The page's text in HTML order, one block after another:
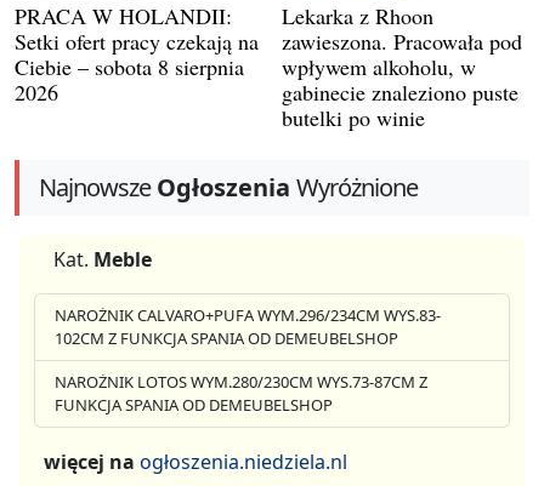
PRACA W HOLANDII:
Setki ofert pracy czekają na
Ciebie – sobota 8 sierpnia
2026
Lekarka z Rhoon
zawieszona. Pracowała pod
wpływem alkoholu, w
gabinecie znaleziono puste
butelki po winie
NajnowszeOgłoszenia Wyróżnione
Kat. Meble
NAROŻNIK CALVARO+PUFA WYM.296/234CM WYS.83-
102CM Z FUNKCJA SPANIA OD DEMEUBELSHOP
NAROŻNIK LOTOS WYM.280/230CM WYS.73-87CM Z
FUNKCJA SPANIA OD DEMEUBELSHOP
więcej na ogłoszenia.niedziela.nl